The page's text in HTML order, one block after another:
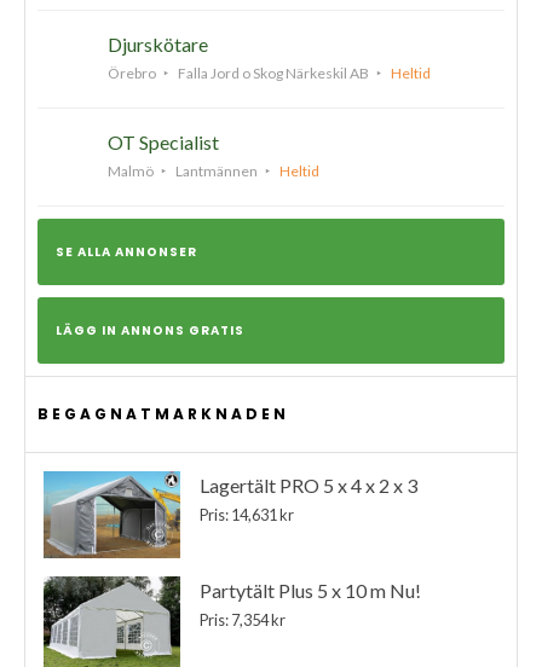
Djurskötare
Örebro Falla Jord o Skog Närkeskil AB Heltid
OT Specialist
Malmö Lantmännen Heltid
SE ALLA ANNONSER
LÄGG IN ANNONS GRATIS
BEGAGNATMARKNADEN
Lagertält PRO 5 x 4 x 2 x 3
Pris: 14,631 kr
Partytält Plus 5 x 10 m Nu!
Pris: 7,354 kr